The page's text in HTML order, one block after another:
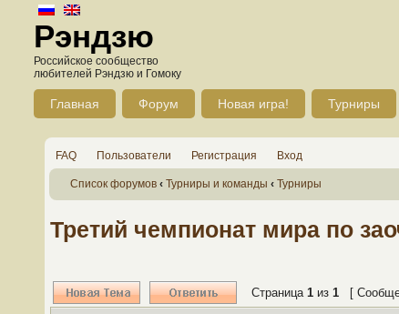
Рэндзю
Российское сообщество
любителей Рэндзю и Гомоку
Главная Форум Новая игра! Турниры
FAQ Пользователи Регистрация Вход
Список форумов ‹ Турниры и команды ‹ Турниры
Третий чемпионат мира по
Страница 1 из 1 [